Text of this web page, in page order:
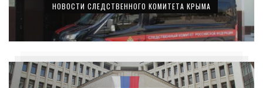
НОВОСТИ СЛЕДСТВЕННОГО КОМИТЕТА КРЫМА